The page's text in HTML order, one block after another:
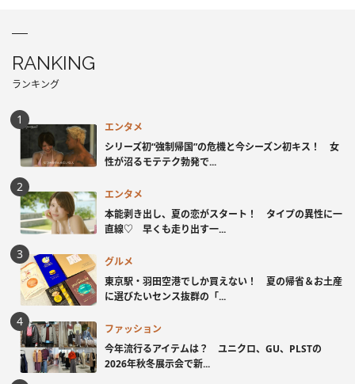
RANKING
ランキング
エンタメ
シリーズ初“強制帰国”の危機と今シーズン初キス！ 女
性が沼るモテテク勃発で...
エンタメ
本能剥き出し、夏の恋がスタート！ タイプの異性に一
直線♡ 早くも走り出す一...
グルメ
東京駅・羽田空港でしか買えない！ 夏の帰省＆お土産
に選びたいセンス抜群の「...
ファッション
今年流行るアイテムは？ ユニクロ、GU、PLSTの
2026年秋冬展示会で新...